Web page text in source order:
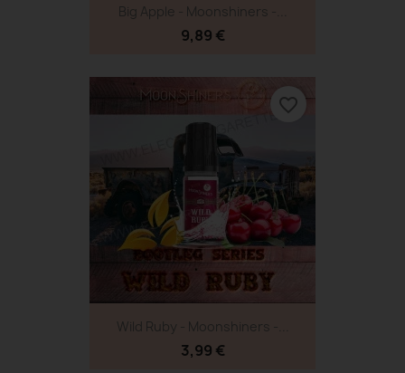
Big Apple - Moonshiners -...
9,89 €
Wild Ruby - Moonshiners -...
3,99 €
favorite_border